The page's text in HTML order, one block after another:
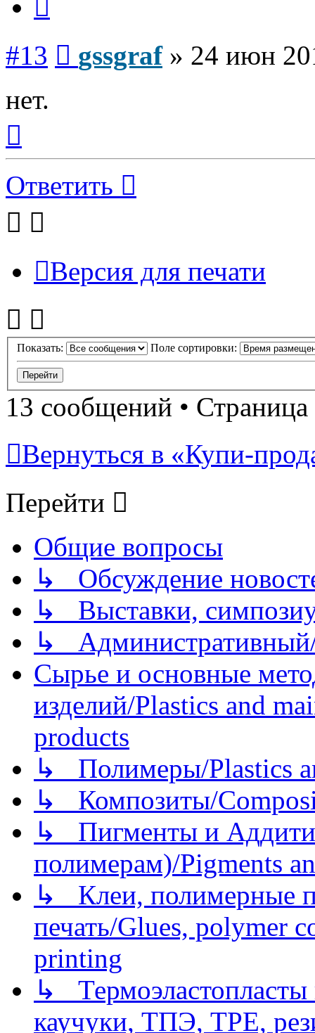
#13 gssgraf» 24 июн
нет.
началу
Ответить
Версия для печати
Показать: Поле сортировки:
13 сообщений • Страница
Вернуться в «Купи-
Перейти
Общие вопросы
↳ Обсуждение
↳ Выставки,
↳
Сырье и основные
изделий/Plastics and
products
↳ Полимеры/Plastics
↳ Композиты/
↳ Пигменты и
полимерам)/Pigments
↳ Клеи, полимерные
печать/Glues, polymer
printing
↳
каучуки, ТПЭ, TPE,